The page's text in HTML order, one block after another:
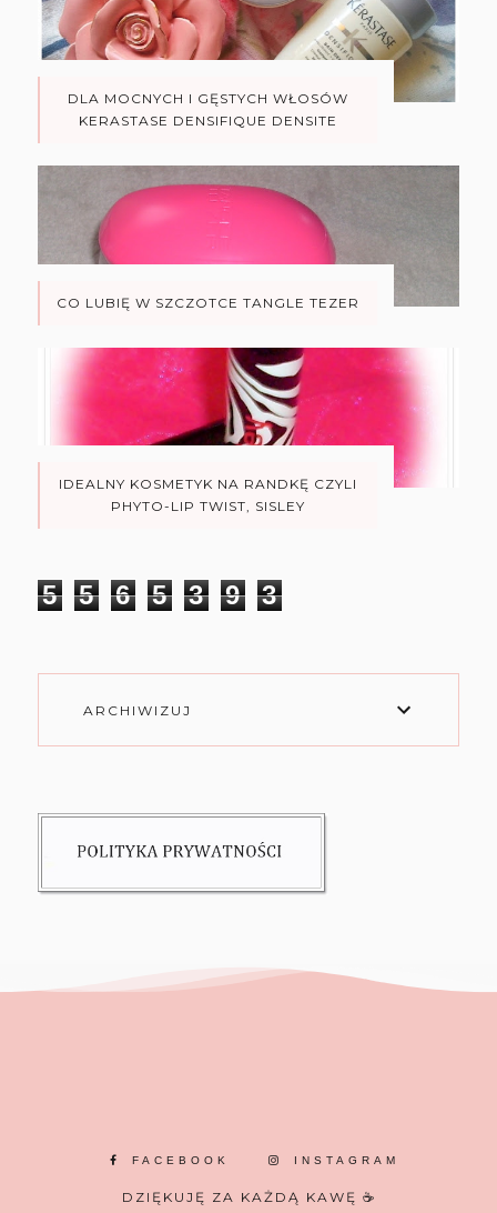
DLA MOCNYCH I GĘSTYCH WŁOSÓW
KERASTASE DENSIFIQUE DENSITE
CO LUBIĘ W SZCZOTCE TANGLE TEZER
IDEALNY KOSMETYK NA RANDKĘ CZYLI
PHYTO-LIP TWIST, SISLEY
5 5 6 5 3 9 3
ARCHIWIZUJ
FACEBOOK INSTAGRAM
DZIĘKUJĘ ZA KAŻDĄ KAWĘ ☕